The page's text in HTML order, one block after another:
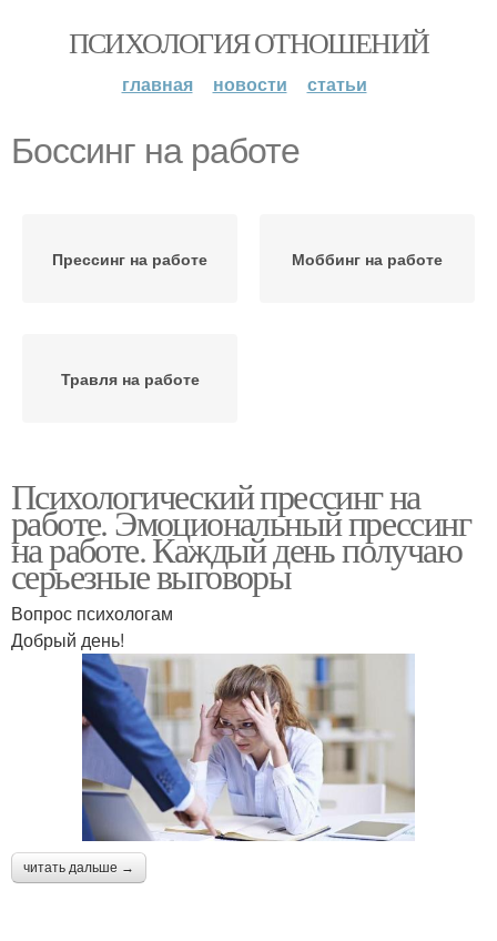
ПСИХОЛОГИЯ ОТНОШЕНИЙ
главная новости статьи
Боссинг на работе
Прессинг на работе Моббинг на работе
Травля на работе
Психологический прессинг на
работе. Эмоциональный прессинг
на работе. Каждый день получаю
серьезные выговоры
Вопрос психологам
Добрый день!
читать дальше →